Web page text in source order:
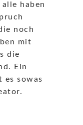
haben
noch
mit
die
Ein
es sowas